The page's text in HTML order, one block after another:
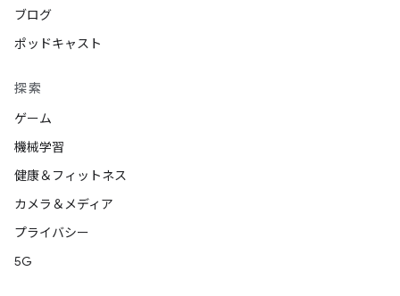
ブログ
ポッドキャスト
探索
ゲーム
機械学習
健康＆フィットネス
カメラ＆メディア
プライバシー
5G